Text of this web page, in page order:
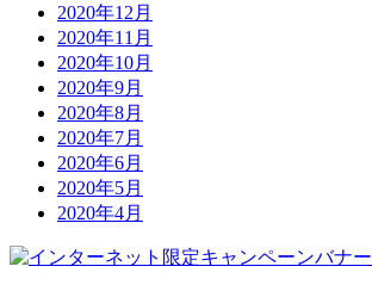
2020年12月
2020年11月
2020年10月
2020年9月
2020年8月
2020年7月
2020年6月
2020年5月
2020年4月